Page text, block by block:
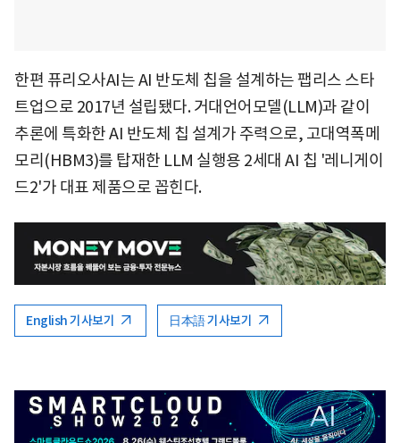
한편 퓨리오사AI는 AI 반도체 칩을 설계하는 팹리스 스타
트업으로 2017년 설립됐다. 거대언어모델(LLM)과 같이
추론에 특화한 AI 반도체 칩 설계가 주력으로, 고대역폭메
모리(HBM3)를 탑재한 LLM 실행용 2세대 AI 칩 '레니게이
드2'가 대표 제품으로 꼽힌다.
English 기사보기 日本語 기사보기